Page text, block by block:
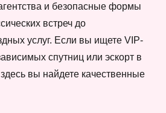
и безопасные формы
встреч до
услуг. Если вы ищете VIP-
спутниц или эскорт в
вы найдете качественные